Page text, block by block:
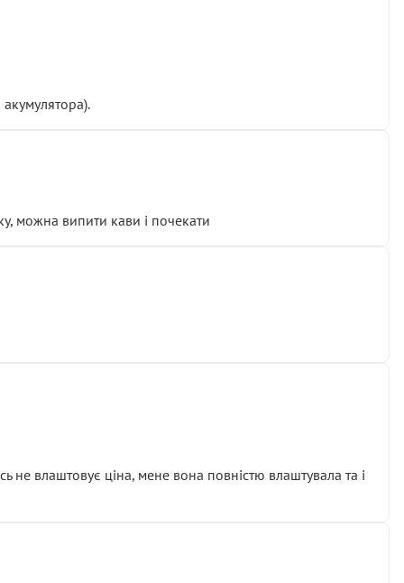
можна випити кави і почекати
влаштовує ціна, мене вона повністю влаштувала та і